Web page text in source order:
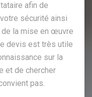
afin de
sécurité ainsi
la mise en œuvre
devis est très utile
sur la
et de chercher
pas.